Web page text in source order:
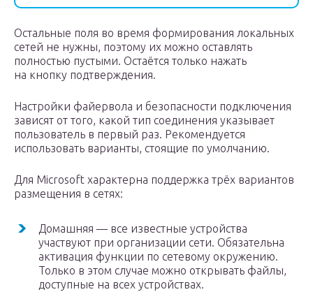
Остальные поля во время формирования локальных
сетей не нужны, поэтому их можно оставлять
полностью пустыми. Остаётся только нажать
на кнопку подтверждения.
Настройки файервола и безопасности подключения
зависят от того, какой тип соединения указывает
пользователь в первый раз. Рекомендуется
использовать варианты, стоящие по умолчанию.
Для Microsoft характерна поддержка трёх вариантов
размещения в сетях:
Домашняя — все известные устройства
участвуют при организации сети. Обязательна
активация функции по сетевому окружению.
Только в этом случае можно открывать файлы,
доступные на всех устройствах.